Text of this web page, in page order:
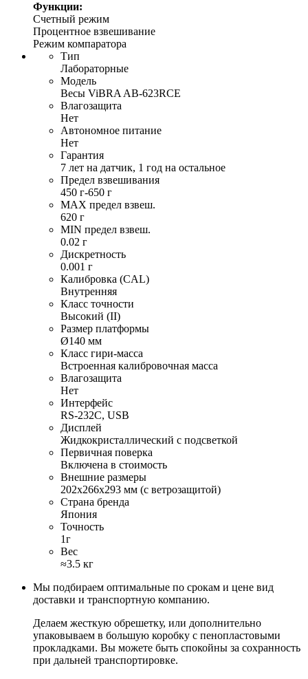
Функции:
Счетный режим
Процентное взвешивание
Режим компаратора
Тип
Лабораторные
Модель
Весы ViBRA AB-623RCE
Влагозащита
Нет
Автономное питание
Нет
Гарантия
7 лет на датчик, 1 год на остальное
Предел взвешивания
450 г-650 г
MAX предел взвеш.
620 г
MIN предел взвеш.
0.02 г
Дискретность
0.001 г
Калибровка (CAL)
Внутренняя
Класс точности
Высокий (II)
Размер платформы
Ø140 мм
Класс гири-масса
Встроенная калибровочная масса
Влагозащита
Нет
Интерфейс
RS-232C, USB
Дисплей
Жидкокристаллический с подсветкой
Первичная поверка
Включена в стоимость
Внешние размеры
202х266х293 мм (с ветрозащитой)
Страна бренда
Япония
Точность
1г
Вес
≈3.5 кг
Мы подбираем оптимальные по срокам и цене вид
доставки и транспортную компанию.
Делаем жесткую обрешетку, или дополнительно
упаковываем в большую коробку с пенопластовыми
прокладками. Вы можете быть спокойны за сохранность
при дальней транспортировке.